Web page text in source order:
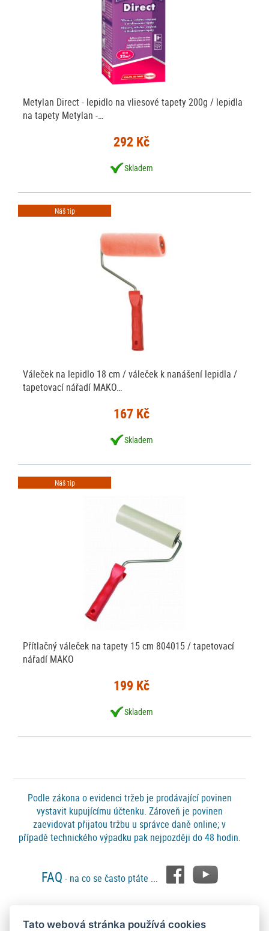
Metylan Direct - lepidlo na vliesové tapety 200g / lepidla
na tapety Metylan -…
292 Kč
Skladem
Náš tip
Váleček na lepidlo 18 cm / váleček k nanášení lepidla /
tapetovací nářadí MAKO…
167 Kč
Skladem
Náš tip
Přítlačný váleček na tapety 15 cm 804015 / tapetovací
nářadí MAKO
199 Kč
Skladem
Podle zákona o evidenci tržeb je prodávající povinen
vystavit kupujícímu účtenku. Zároveň je povinen
zaevidovat přijatou tržbu u správce daně online; v
případě technického výpadku pak nejpozději do 48 hodin.
FAQ - na co se často ptáte ...
Tato webová stránka používá cookies